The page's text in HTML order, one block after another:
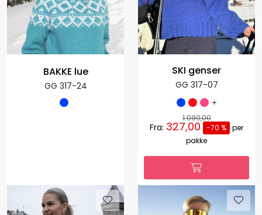
BAKKE lue
GG 317-24
SKI genser
GG 317-07
+
1.090,00
Fra: 327,00 -70 % per
pakke